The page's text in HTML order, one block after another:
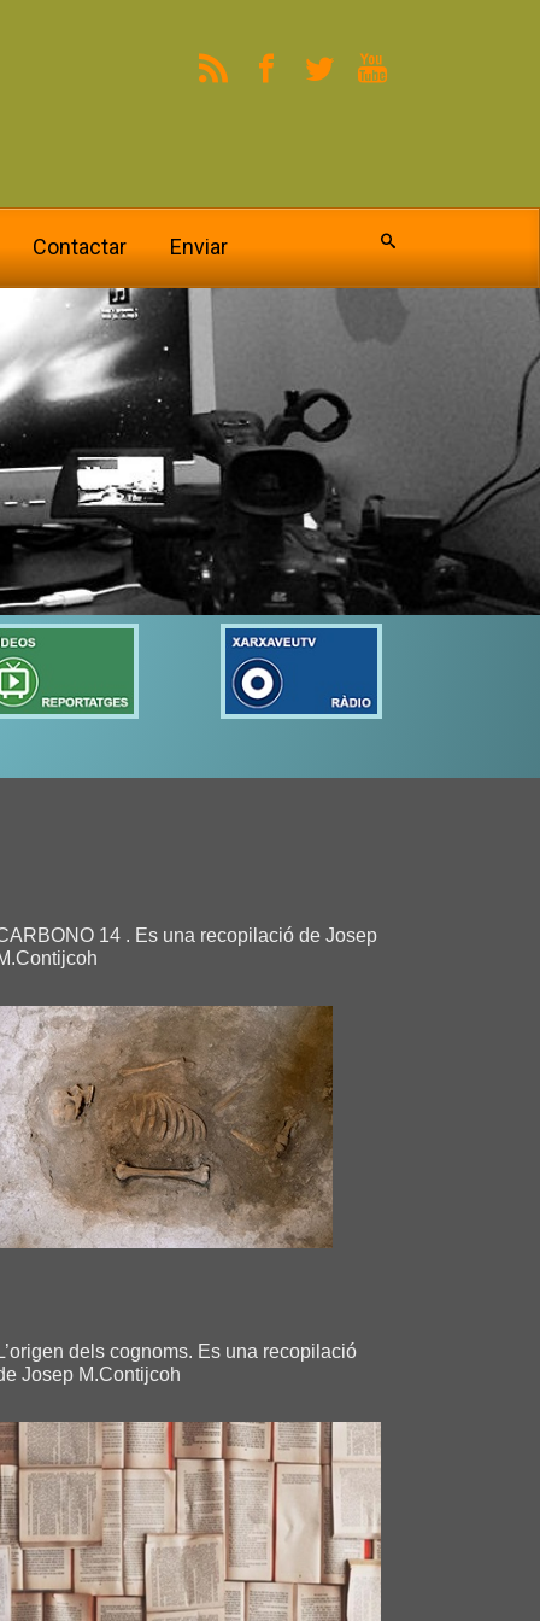
Contactar Enviar
14 . Es una recopilació de Josep
L’origen dels cognoms. Es una recopilació
Josep M.Contijcoh